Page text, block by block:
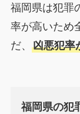
福岡県は犯罪
率が高いため
だ、 凶悪犯率
福岡県の犯